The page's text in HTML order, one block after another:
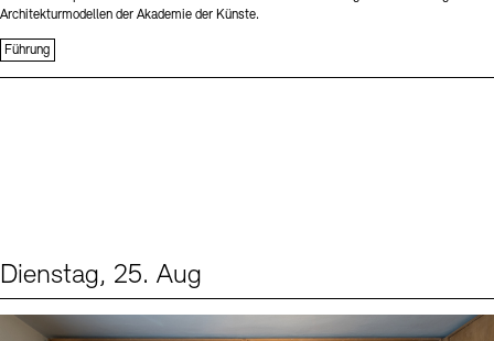
Architekturmodellen der Akademie der Künste.
Führung
Dienstag, 25. Aug